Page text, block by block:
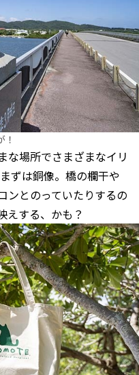
な場所でさまざまなイリ
ずは銅像。橋の欄干や
ンとのっていたりするの
えする、かも？